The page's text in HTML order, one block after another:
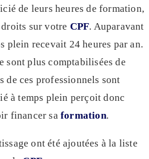
de leurs heures de formation,
sur votre CPF. Auparavant
plein recevait 24 heures par an.
sont plus comptabilisées de
de ces professionnels sont
à temps plein perçoit donc
financer sa formation.
ont été ajoutées à la liste